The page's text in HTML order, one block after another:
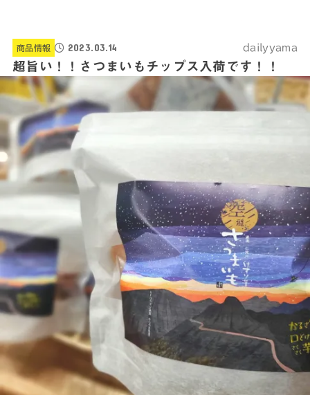
商品情報 2023.03.14 dailyyama
超旨い！！さつまいもチップス入荷です！！